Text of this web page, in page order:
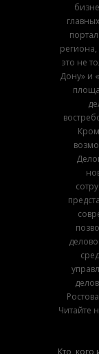
это не
Дону» и
Читайте
Кто, кого